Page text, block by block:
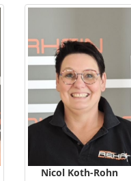
Nicol Koth-Rohn